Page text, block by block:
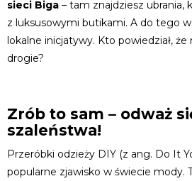
sieci Biga – tam znajdziesz
z luksusowymi butikami. A do tego
lokalne inicjatywy. Kto powiedział,
drogie?
Zrób to sam – odważ
szaleństwa!
Przeróbki odzieży DIY (z ang. Do It
popularne zjawisko w świecie mody.